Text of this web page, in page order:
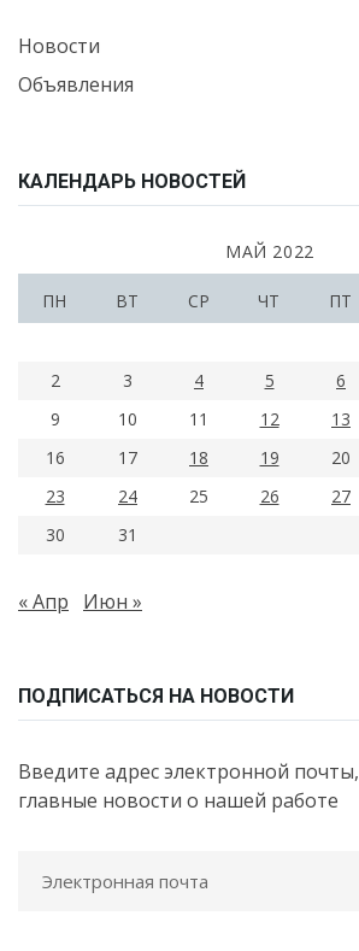
Новости
Объявления
КАЛЕНДАРЬ НОВОСТЕЙ
МАЙ 2022
ПН ВТ СР ЧТ ПТ
2
3 4 5 6
9
10 11 12 13
16
17 18 19 20
23
24 25 26 27
30
31
« Апр Июн »
ПОДПИСАТЬСЯ НА НОВОСТИ
Введите адрес электронной
главные новости о нашей работе